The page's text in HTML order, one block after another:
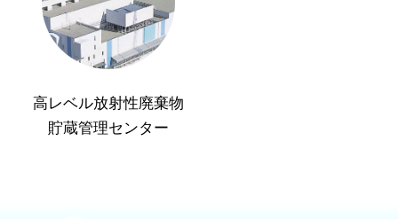
高レベル放射性廃棄物
貯蔵管理センター